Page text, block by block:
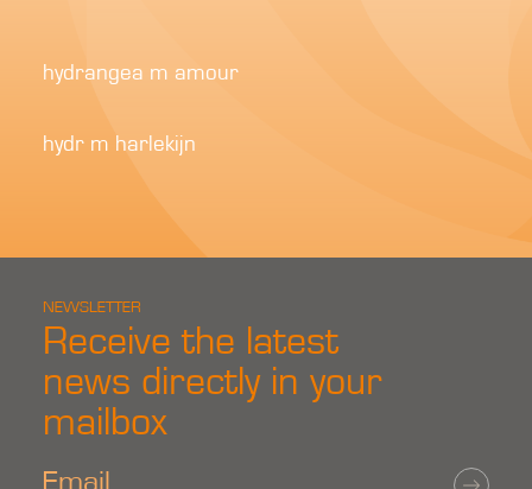
hydrangea m amour
hydr m harlekijn
NEWSLETTER
Receive the latest
news directly in your
mailbox